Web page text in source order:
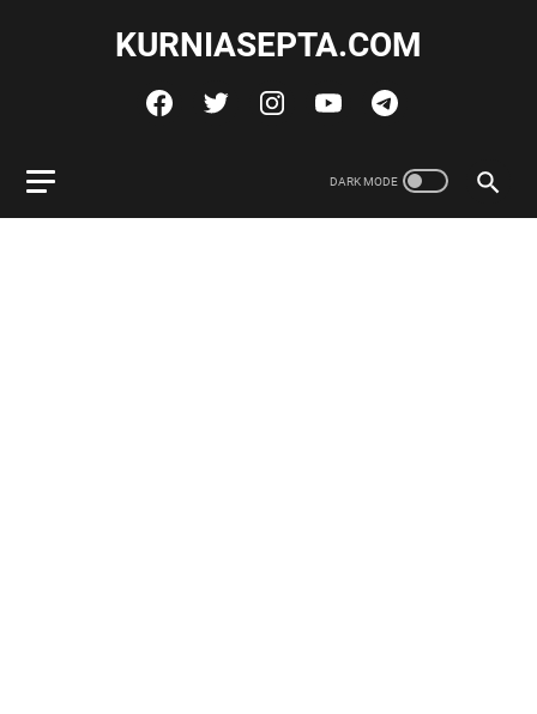
KURNIASEPTA.COM